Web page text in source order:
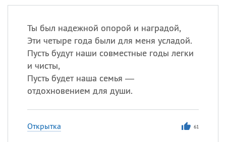
Ты был надежной опорой и наградой,
Эти четыре года были для меня усладой.
Пусть будут наши совместные годы легки
и чисты,
Пусть будет наша семья —
отдохновением для души.
Открытка 61